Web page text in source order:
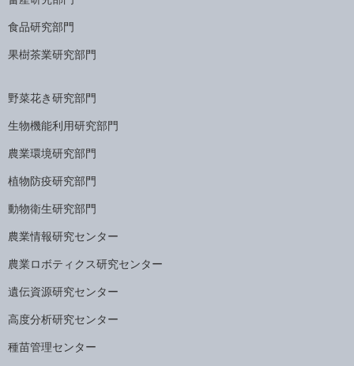
食品研究部門
果樹茶業研究部門
野菜花き研究部門
生物機能利用研究部門
農業環境研究部門
植物防疫研究部門
動物衛生研究部門
農業情報研究センター
農業ロボティクス研究センター
遺伝資源研究センター
高度分析研究センター
種苗管理センター